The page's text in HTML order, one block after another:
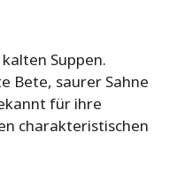
Suppen.
Bete, saurer Sahne
für ihre
charakteristischen